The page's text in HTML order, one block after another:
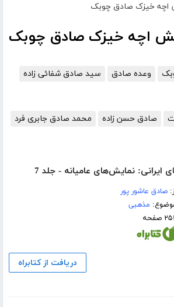
اچه خیزک صادق چوبک
اچه خیزک صادق چوبک
وعده صادق
سید صادق شفائی زاده
صادق حسن زاده
محمد صادق جابری فرد
ایرانی: نمایش‌های عامیانه - جلد 7
صادق عاشور پور
مذهبی
صفحه
دریافت از کتابراه